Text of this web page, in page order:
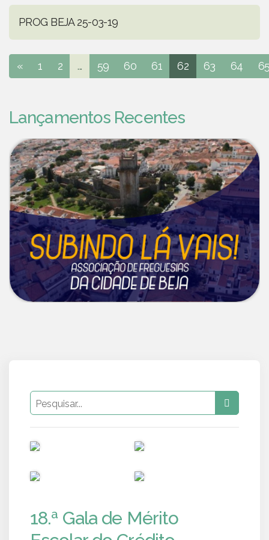
PROG BEJA 25-03-19
« 1 2 ... 59 60 61 62 63 64
Lançamentos Recentes
18.ª Gala de Mérito